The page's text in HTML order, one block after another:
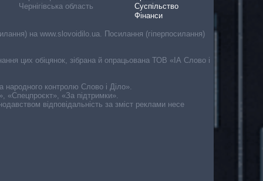
Чернігівська область
Суспільство
Фінанси
на www.slovoidilo.ua. Посилання (гіперпосилання)
цих обіцянок, зібрана й опрацьована ТОВ «ІА Слово і
народного контролю Слово і Діло».
«Спецпроєкт», «За підтримки».
відповідальність за зміст реклами несе